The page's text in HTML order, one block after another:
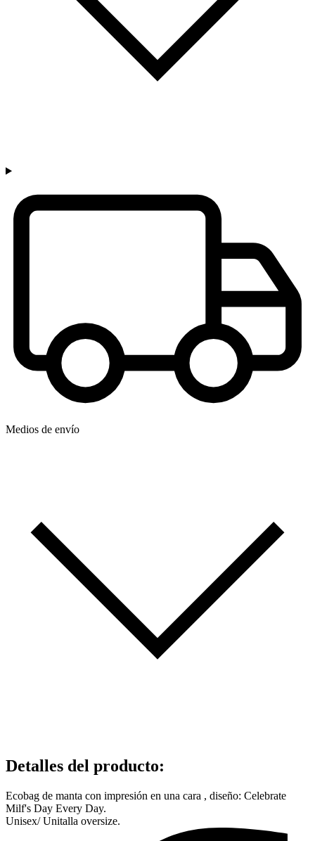
Medios de envío
Detalles del producto:
Ecobag de manta con impresión en una cara , diseño: Celebrate
Milf's Day Every Day.
Unisex/ Unitalla oversize.